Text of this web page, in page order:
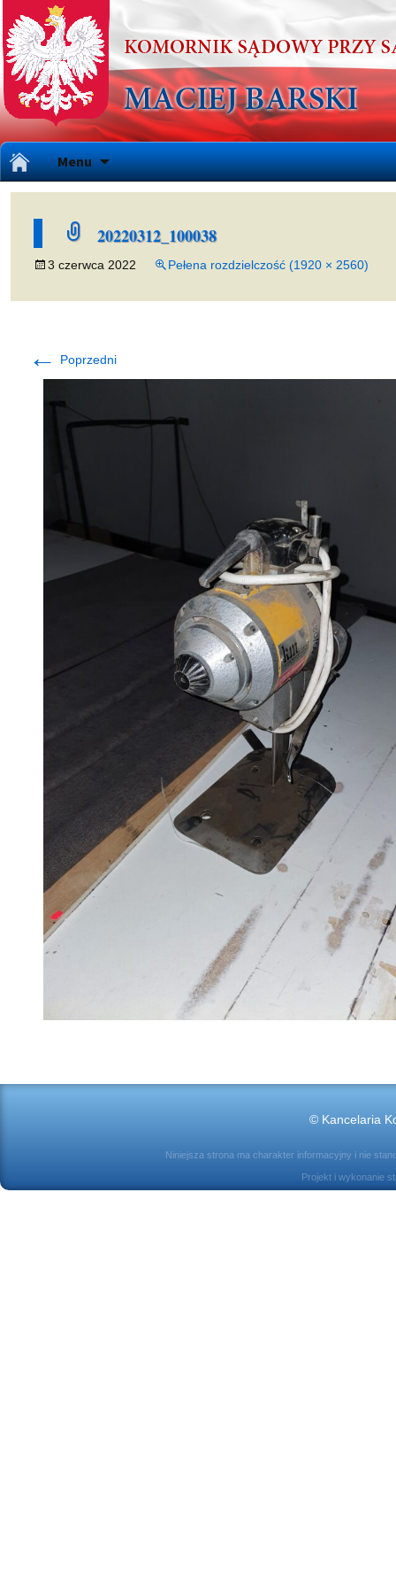
Menu
do
20220312_100038
3 czerwca 2022 Pełena rozdzielczość (1920 × 2560)
← Poprzedni
© Kancelaria
Niniejsza strona ma charakter informacyjny i nie
Projekt i wykonanie